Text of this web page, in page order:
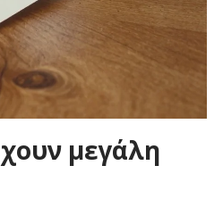
μεγάλη